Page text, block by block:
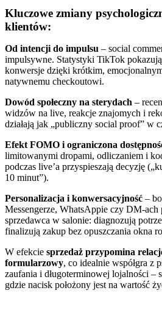
Kluczowe zmiany
klientów:
Od intencji do impulsu – social
impulsywne. Statystyki TikTok
konwersje dzięki krótkim,
natywnemu checkoutowi.
Dowód społeczny na sterydach –
widzów na live, reakcje znajomych i
działają jak „publiczny social proof” w
Efekt FOMO i ograniczona
limitowanymi dropami, odliczaniem i
podczas live’a przyspieszają decyzję
10 minut”).
Personalizacja i konwersacyjność –
Messengerze, WhatsAppie czy DM-
sprzedawca w salonie: diagnozują
finalizują zakup bez opuszczania okna
W efekcie sprzedaż przypomina
formularzowy, co idealnie współgra z
zaufania i długoterminowej lojalności –
gdzie nacisk położony jest na wartość